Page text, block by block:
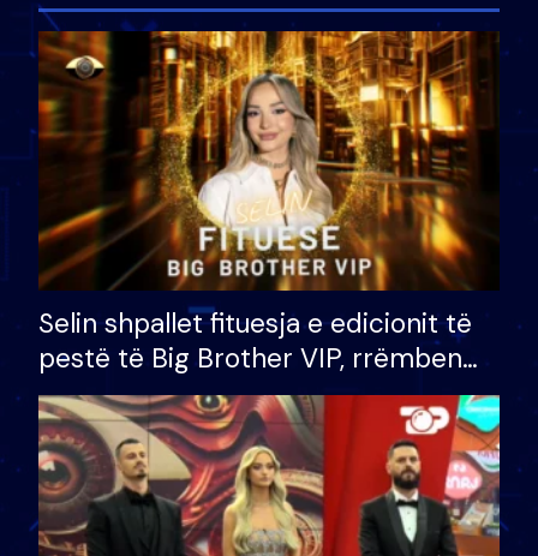
Selin shpallet fituesja e edicionit të
pestë të Big Brother VIP, rrëmben
çmimin e madh prej 100 mijë eurosh